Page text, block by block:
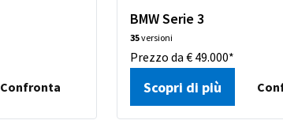
Confronta
BMW Serie 3
35versioni
Prezzo da € 49.000*
Scopri di più